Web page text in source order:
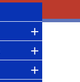
+
+
+